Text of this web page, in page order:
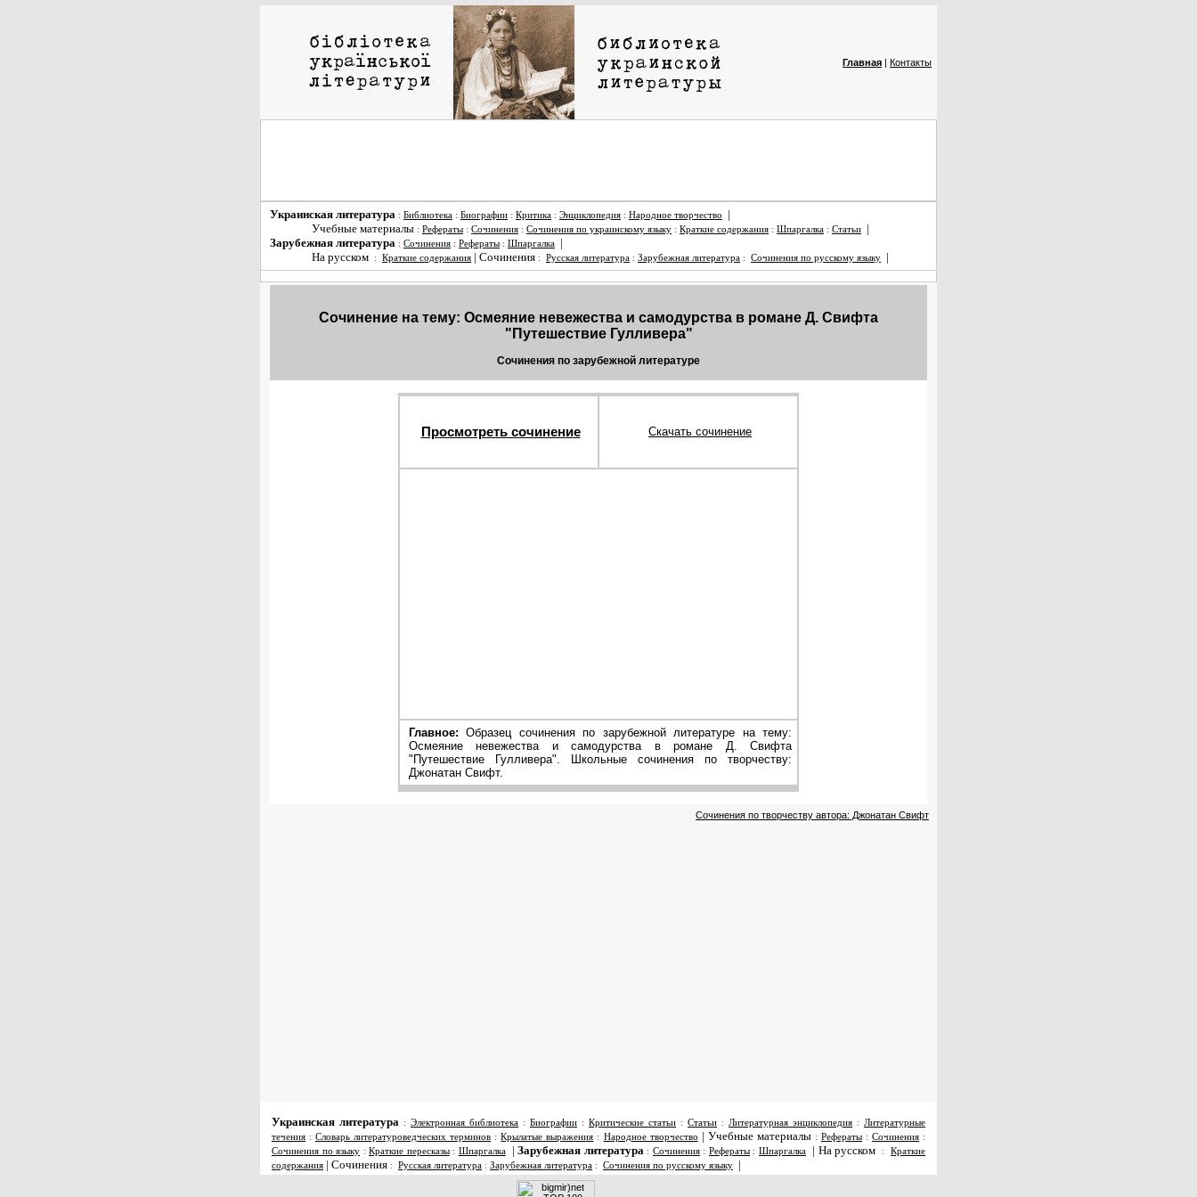
Главная | Контакты
Украинская литература : Библиотека : Биографии : Критика : Энциклопедия : Народное творчество
|
Учебные материалы : Рефераты : Сочинения : Сочинения по украинскому языку : Краткие содержания : Шпаргалка : Статьи
|
Зарубежная литература : Сочинения : Рефераты : Шпаргалка
|
На русском
: Краткие содержания | Сочинения : Русская литература : Зарубежная литература : Сочинения по русскому языку |
Сочинение на тему: Осмеяние невежества и самодурства в романе Д. Свифта
"Путешествие Гулливера"
Сочинения по зарубежной литературе
Просмотреть сочинение Скачать сочинение
Главное: Образец сочинения по зарубежной литературе на тему:
Осмеяние невежества и самодурства в романе Д. Свифта
"Путешествие Гулливера". Школьные сочинения по творчеству:
Джонатан Свифт.
Сочинения по творчеству автора: Джонатан Свифт
Украинская литература : Электронная библиотека : Биографии : Критические статьи : Статьи : Литературная энциклопедия : Литературные
течения :Словарь литературоведческих терминов :Крылатые выражения : Народное творчество | Учебные материалы : Рефераты:Сочинения :
Сочинения по языку :Краткие пересказы: Шпаргалка | Зарубежная литература : Сочинения: Рефераты: Шпаргалка | На русском :Краткие
содержания | Сочинения : Русская литература : Зарубежная литература : Сочинения по русскому языку |